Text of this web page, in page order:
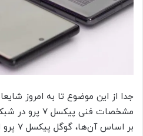
جدا از این موضوع تا‌ به امروز
مشخصات فنی